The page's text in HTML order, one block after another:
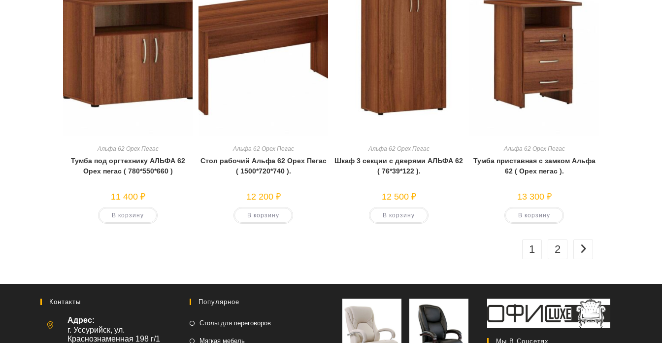
Альфа 62 Орех Пегас
Тумба под оргтехнику АЛЬФА 62
Орех пегас ( 780*550*660 )
11 400 ₽
В корзину
Альфа 62 Орех Пегас
Стол рабочий Альфа 62 Орех Пегас
( 1500*720*740 ).
12 200 ₽
В корзину
Альфа 62 Орех Пегас
Шкаф 3 секции с дверями АЛЬФА 62
( 76*39*122 ).
12 500 ₽
В корзину
Альфа 62 Орех Пегас
Тумба приставная с замком Альфа
62 ( Орех пегас ).
13 300 ₽
В корзину
1 2
Контакты
Адрес:
г. Уссурийск, ул.
Краснознаменная 198 г/1
Популярное
Столы для переговоров
Мягкая мебель Мы В Соцсетях